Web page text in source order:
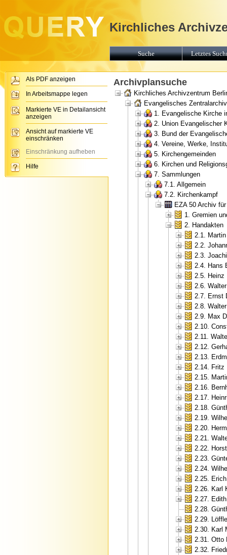
Archivplansuche
Kirchliches Archivzentrum
Evangelisches
1. Evangelische Kirche
2. Union Evangelischer
3. Bund der
4. Vereine, Werke,
5. Kirchengemeinden
6. Kirchen und
7. Sammlungen
7.1. Allgemein
7.2. Kirchenkampf
EZA 50 Archiv
1. Gremien
2. Handakten
2.1.
2.2.
2.3.
2.4. Hans
2.5. Heinz
2.6.
2.7. Ernst
2.8.
2.9. Max
2.10.
2.11.
2.12.
2.13.
2.14. Fritz
2.15.
2.16.
2.17.
2.18.
2.19.
2.20.
2.21.
2.22.
2.23.
2.24.
2.25.
2.26. Karl
2.27.
2.28.
2.29.
2.30. Karl
2.31. Otto
2.32.
Kirchliches
Suche Letztes
Als PDF anzeigen
In Arbeitsmappe legen
Markierte VE in Detailansicht
anzeigen
Ansicht auf markierte VE
einschränken
Einschränkung aufheben
Hilfe